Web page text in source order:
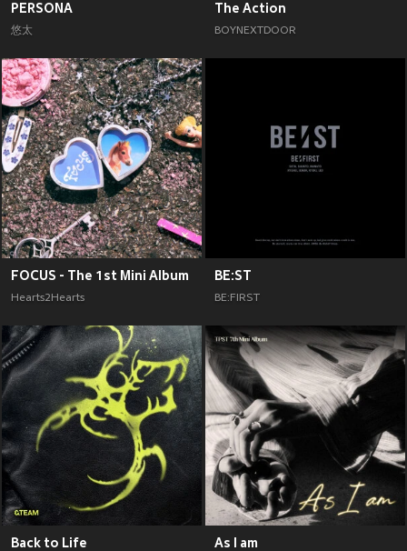
PERSONA
悠太
The Action
BOYNEXTDOOR
FOCUS - The 1st Mini Album
Hearts2Hearts
BE:ST
BE:FIRST
Back to Life As I am